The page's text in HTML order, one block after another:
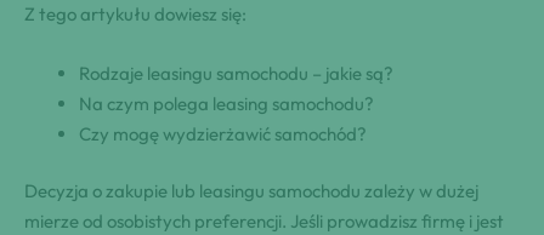
Z tego artykułu dowiesz się:
Rodzaje leasingu samochodu – jakie są?
Na czym polega leasing samochodu?
Czy mogę wydzierżawić samochód?
Decyzja o zakupie lub leasingu samochodu zależy w dużej
mierze od osobistych preferencji. Jeśli prowadzisz firmę i jest